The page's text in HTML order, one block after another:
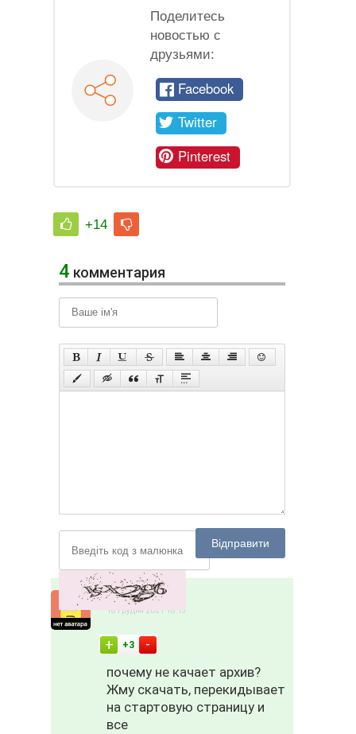
Поделитесь
новостью с
друзьями:
Facebook
Twitter
Pinterest
+14
4 комментария
Відправити
POP
18 грудня 2021 18:13
+ +3 -
почему не качает архив?
Жму скачать, перекидывает
на стартовую страницу и
все